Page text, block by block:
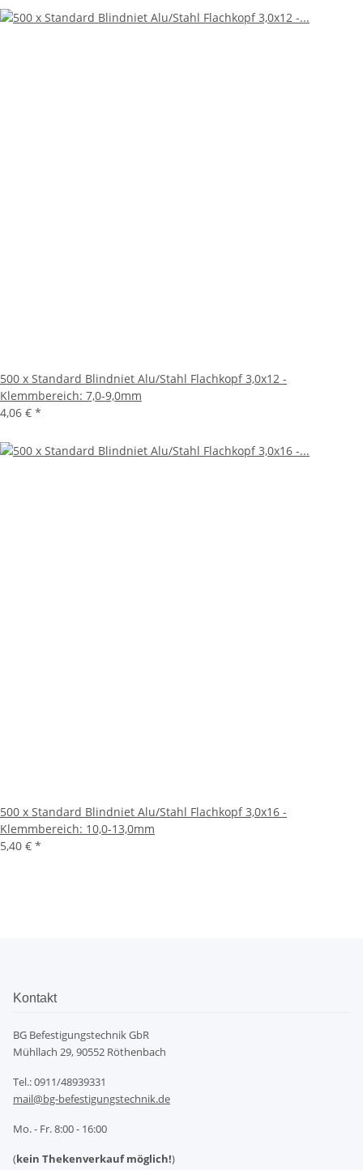
500 x Standard Blindniet Alu/Stahl Flachkopf 3,0x12 -
Klemmbereich: 7,0-9,0mm
4,06 € *
500 x Standard Blindniet Alu/Stahl Flachkopf 3,0x16 -
Klemmbereich: 10,0-13,0mm
5,40 € *
Kontakt
BG Befestigungstechnik GbR
Mühllach 29, 90552 Röthenbach
Tel.: 0911/48939331
mail@bg-befestigungstechnik.de
Mo. - Fr. 8:00 - 16:00
(kein Thekenverkauf möglich!)